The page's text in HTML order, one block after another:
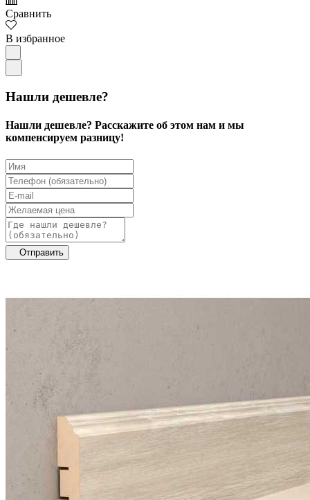
Сравнить
В избранное
Нашли дешевле?
Нашли дешевле? Расскажите об этом нам и мы
компенсируем разницу!
Отправить